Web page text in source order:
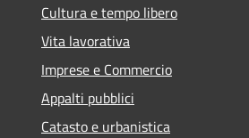
Cultura e tempo libero
Vita lavorativa
Imprese e Commercio
Appalti pubblici
Catasto e urbanistica